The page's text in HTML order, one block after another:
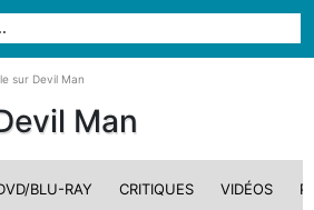
sur Devil Man
Man
BLU-RAY CRITIQUES VIDÉOS